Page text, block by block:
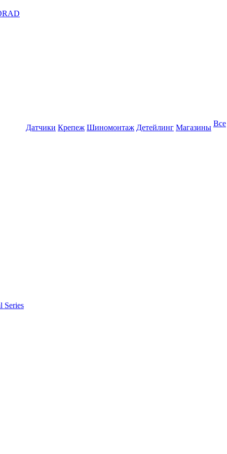
Series
Датчики Крепеж Шиномонтаж Детейлинг Магазины Все